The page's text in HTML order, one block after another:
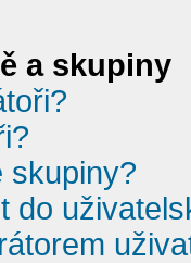
a skupiny
skupiny?
do